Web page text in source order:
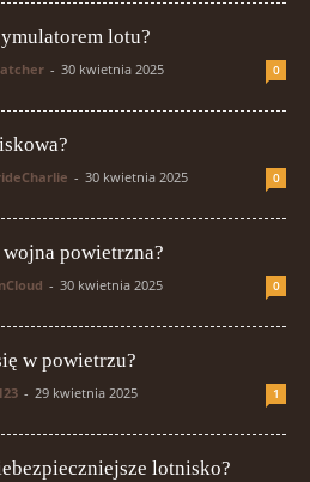
lotu?
- 30 kwietnia 2025 0
- 30 kwietnia 2025 0
powietrzna?
- 30 kwietnia 2025 0
w powietrzu?
- 29 kwietnia 2025 1
lotnisko?